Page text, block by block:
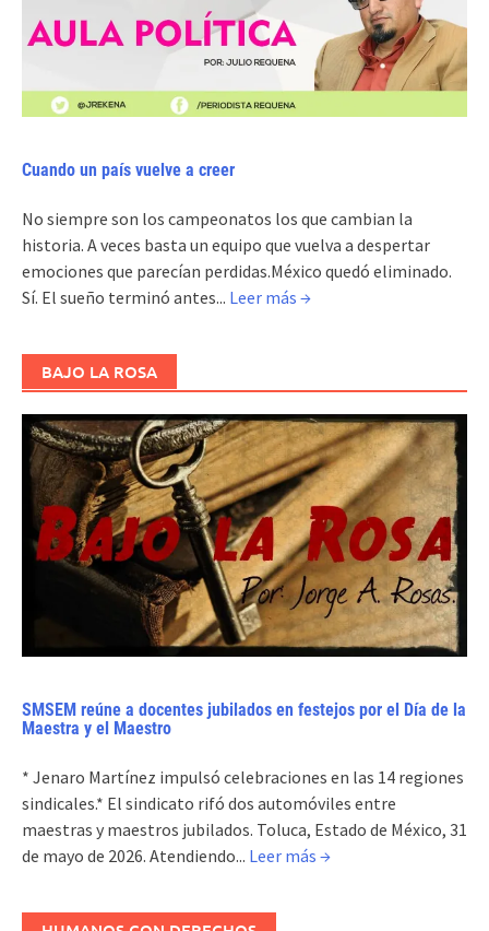
Cuando un país vuelve a creer
No siempre son los campeonatos los que cambian la
historia. A veces basta un equipo que vuelva a despertar
emociones que parecían perdidas.México quedó eliminado.
Sí. El sueño terminó antes... Leer más →
BAJO LA ROSA
SMSEM reúne a docentes jubilados en festejos por el Día de la
Maestra y el Maestro
* Jenaro Martínez impulsó celebraciones en las 14 regiones
sindicales.* El sindicato rifó dos automóviles entre
maestras y maestros jubilados. Toluca, Estado de México, 31
de mayo de 2026. Atendiendo... Leer más →